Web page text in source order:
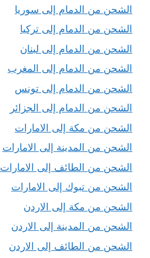
الشحن من الدمام إلى سوريا
الشحن من الدمام إلى تركيا
الشحن من الدمام إلى لبنان
الشحن من الدمام إلى المغرب
الشحن من الدمام إلى تونس
الشحن من الدمام إلى الجزائر
الشحن من مكة إلى الامارات
الشحن من المدينة إلى الامارات
الشحن من الطائف إلى الامارات
الشحن من تبوك إلى الامارات
الشحن من مكة إلى الاردن
الشحن من المدينة إلى الاردن
الشحن من الطائف إلى الاردن